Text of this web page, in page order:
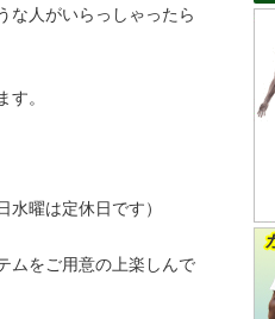
な人がいらっしゃったら
。
曜は定休日です）
ムをご用意の上楽しんで